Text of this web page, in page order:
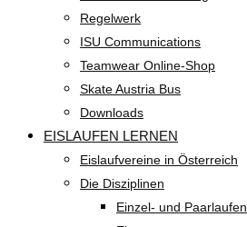
Regelwerk
ISU Communications
Teamwear Online-Shop
Skate Austria Bus
Downloads
EISLAUFEN LERNEN
Eislaufvereine in Österreich
Die Disziplinen
Einzel- und Paarlaufen